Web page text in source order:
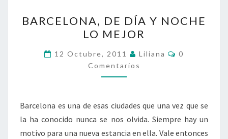
DE
DÍA
Y
NOCHE
LO
BARCELONA, DE DÍA Y NOCHE
LO MEJOR
12 Octubre, 2011 Liliana Comentarios
0
Comentarios
Barcelona es una de esas ciudades que una vez que se
la ha conocido nunca se nos olvida. Siempre hay un
motivo para una nueva estancia en ella. Vale entonces